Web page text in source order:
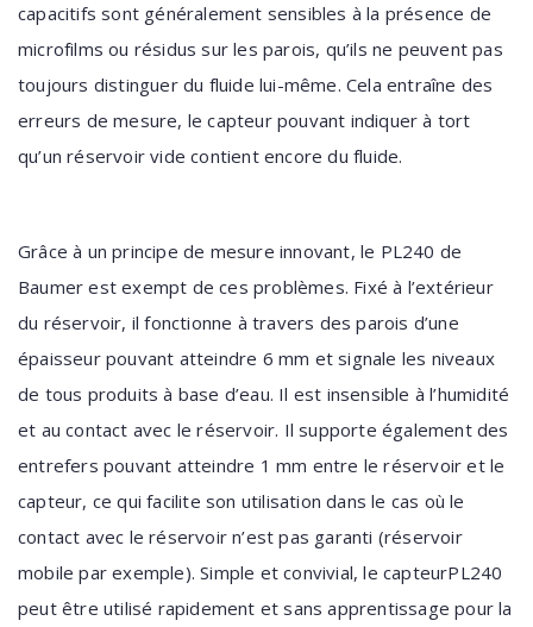
capacitifs sont généralement sensibles à la présence de
microfilms ou résidus sur les parois, qu’ils ne peuvent pas
toujours distinguer du fluide lui-même. Cela entraîne des
erreurs de mesure, le capteur pouvant indiquer à tort
qu’un réservoir vide contient encore du fluide.
Grâce à un principe de mesure innovant, le PL240 de
Baumer est exempt de ces problèmes. Fixé à l’extérieur
du réservoir, il fonctionne à travers des parois d’une
épaisseur pouvant atteindre 6 mm et signale les niveaux
de tous produits à base d’eau. Il est insensible à l’humidité
et au contact avec le réservoir. Il supporte également des
entrefers pouvant atteindre 1 mm entre le réservoir et le
capteur, ce qui facilite son utilisation dans le cas où le
contact avec le réservoir n’est pas garanti (réservoir
mobile par exemple). Simple et convivial, le capteurPL240
peut être utilisé rapidement et sans apprentissage pour la